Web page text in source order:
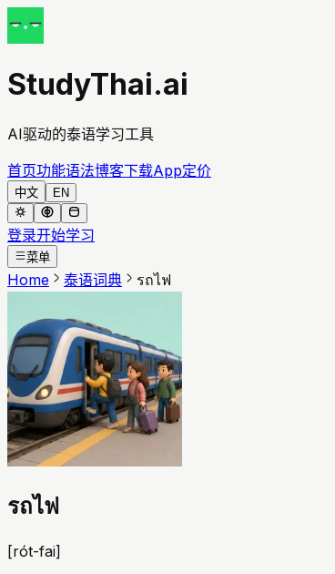
StudyThai.ai
AI驱动的泰语学习工具
首页功能语法博客下载App定价
中文 EN
登录开始学习
菜单
Home 泰语词典 รถไฟ
รถไฟ
[rót-fai]